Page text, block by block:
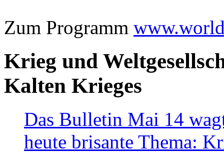
Zum Programm
Krieg und
Kalten Krieges
Das Bulletin Mai 14
heute brisante Thema: